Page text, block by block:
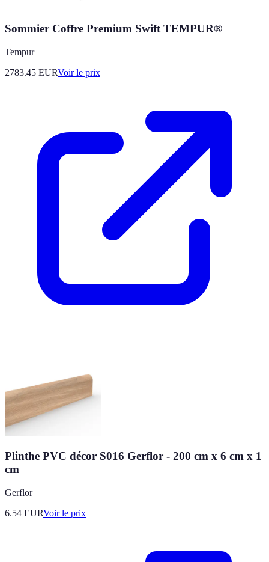
Sommier Coffre Premium Swift TEMPUR®
Tempur
2783.45 EURVoir le prix
Plinthe PVC décor S016 Gerflor - 200 cm x 6 cm x 1
cm
Gerflor
6.54 EURVoir le prix